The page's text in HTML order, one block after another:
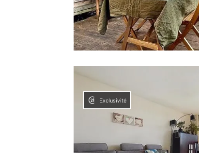
Exclusivité